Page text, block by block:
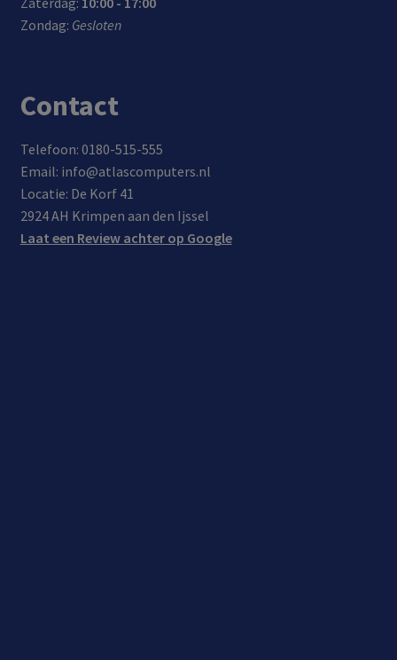
Zondag: Gesloten
Contact
Telefoon: 0180-515-555
Email: info@atlascomputers.nl
Locatie: De Korf 41
2924 AH Krimpen aan den Ijssel
Laat een Review achter op Google